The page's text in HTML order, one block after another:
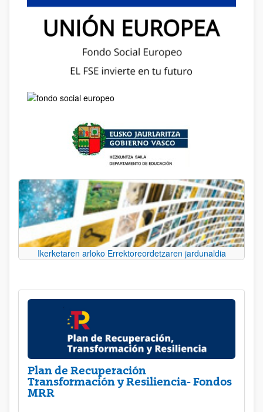
Ikerketaren arloko Errektoreordetzaren jardunaldia
Plan de Recuperación
Transformación y Resiliencia- Fondos
MRR